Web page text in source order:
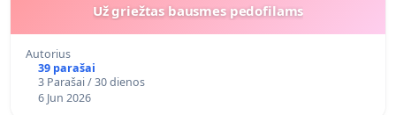
Už griežtas bausmes pedofilams
Autorius
39 parašai
3 Parašai / 30 dienos
6 Jun 2026